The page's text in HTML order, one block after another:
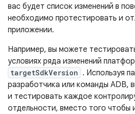
вас будет список изменений в
необходимо протестировать и
приложении.
Например, вы можете
условиях ряда изменений
targetSdkVersion . Используя
разработчика или команды ADB,
и тестировать каждое
отдельности, вместо того чтобы